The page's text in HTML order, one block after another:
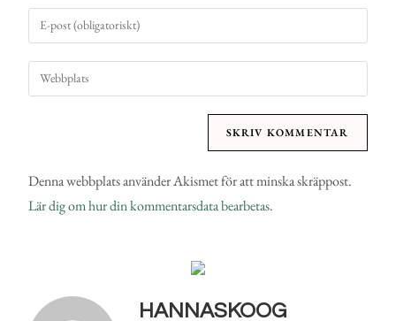
Denna webbplats använder Akismet för att minska skräppost.
Lär dig om hur din kommentarsdata bearbetas.
HANNASKOOG